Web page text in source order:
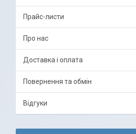
Прайс-листи
Про нас
Доставка і оплата
Повернення та обмін
Відгуки